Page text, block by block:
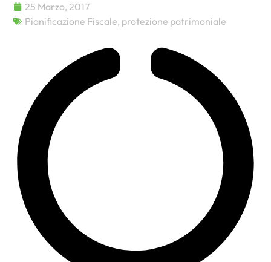
25 Marzo, 2017
Pianificazione Fiscale, protezione patrimoniale